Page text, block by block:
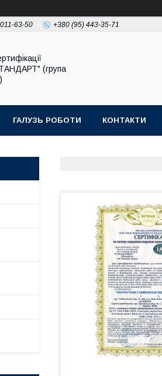
63-50 +380 (95) 443-35-71
(група
ГАЛУЗЬ РОБОТИ КОНТАКТИ